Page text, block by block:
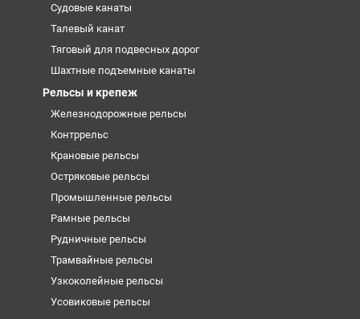
Судовые канаты
Талевый канат
Тяговый для подвесных дорог
Шахтные подъемные канаты
Рельсы и крепеж
Железнодорожные рельсы
Контррельс
Крановые рельсы
Остряковые рельсы
Промышленные рельсы
Рамные рельсы
Рудничные рельсы
Трамвайные рельсы
Узкоколейные рельсы
Усовиковые рельсы